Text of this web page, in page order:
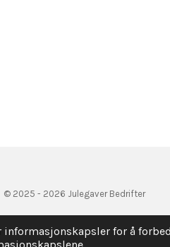
for å
© 2025 - 2026 Julegaver Bedrifter